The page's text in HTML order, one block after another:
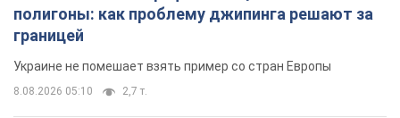
дороги превратились в реки. Видео
Непогода обрушилась на Ивано-Франковскую